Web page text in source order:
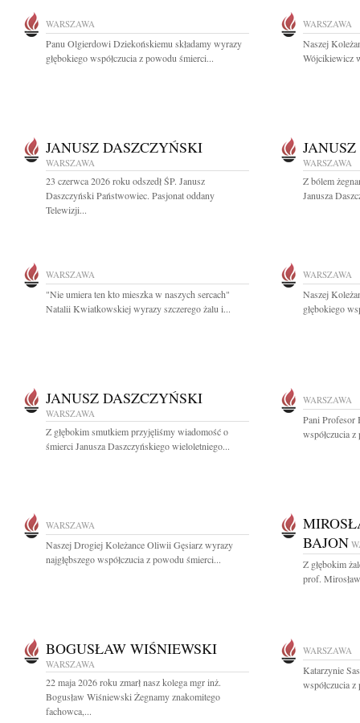
WARSZAWA
Panu Olgierdowi Dziekońskiemu składamy wyrazy
głębokiego współczucia z powodu śmierci...
WARSZAWA
Naszej
Wójcikiewicz
JANUSZ DASZCZYŃSKI
WARSZAWA
23 czerwca 2026 roku odszedł ŚP. Janusz
Daszczyński Państwowiec. Pasjonat oddany
Telewizji...
WARSZAWA
Z bólem
Janusza
WARSZAWA
"Nie umiera ten kto mieszka w naszych sercach"
Natalii Kwiatkowskiej wyrazy szczerego żalu i...
WARSZAWA
Naszej
głębokiego
JANUSZ DASZCZYŃSKI
WARSZAWA
Z głębokim smutkiem przyjęliśmy wiadomość o
śmierci Janusza Daszczyńskiego wieloletniego...
WARSZAWA
Pani Profesor
współczucia
WARSZAWA
Naszej Drogiej Koleżance Oliwii Gęsiarz wyrazy
najgłębszego współczucia z powodu śmierci...
BAJON
Z głębokim
prof.
BOGUSŁAW WIŚNIEWSKI
WARSZAWA
22 maja 2026 roku zmarł nasz kolega mgr inż.
Bogusław Wiśniewski Żegnamy znakomitego
fachowca,...
WARSZAWA
Katarzynie
współczucia